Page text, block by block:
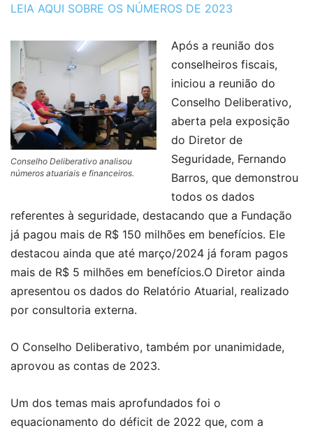
LEIA AQUI SOBRE OS NÚMEROS DE 2023
Conselho Deliberativo analisou
números atuariais e financeiros.
Após a reunião dos
conselheiros fiscais,
iniciou a reunião do
Conselho Deliberativo,
aberta pela exposição
do Diretor de
Seguridade, Fernando
Barros, que demonstrou
todos os dados
referentes à seguridade, destacando que a Fundação
já pagou mais de R$ 150 milhões em benefícios. Ele
destacou ainda que até março/2024 já foram pagos
mais de R$ 5 milhões em benefícios.O Diretor ainda
apresentou os dados do Relatório Atuarial, realizado
por consultoria externa.
O Conselho Deliberativo, também por unanimidade,
aprovou as contas de 2023.
Um dos temas mais aprofundados foi o
equacionamento do déficit de 2022 que, com a